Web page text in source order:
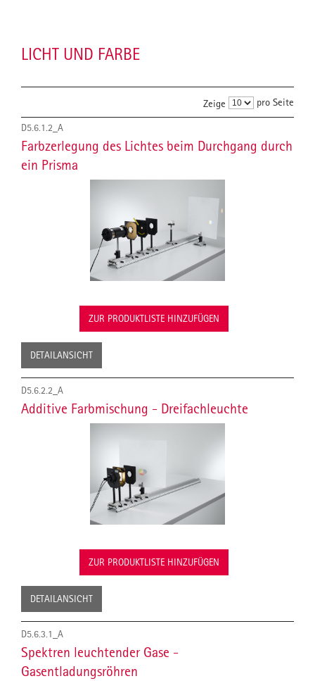
LICHT UND FARBE
Zeige pro Seite
D5.6.1.2_A
Farbzerlegung des Lichtes beim Durchgang durch
ein Prisma
ZUR PRODUKTLISTE HINZUFÜGEN
DETAILANSICHT
D5.6.2.2_A
Additive Farbmischung - Dreifachleuchte
ZUR PRODUKTLISTE HINZUFÜGEN
DETAILANSICHT
D5.6.3.1_A
Spektren leuchtender Gase -
Gasentladungsröhren